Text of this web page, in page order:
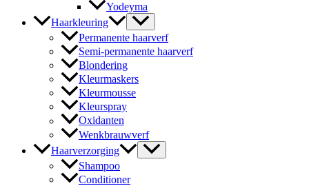
Yodeyma
Haarkleuring
Permanente haarverf
Semi-permanente haarverf
Blondering
Kleurmaskers
Kleurmousse
Kleurspray
Oxidanten
Wenkbrauwverf
Haarverzorging
Shampoo
Conditioner